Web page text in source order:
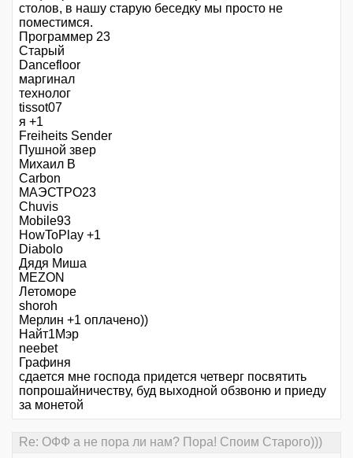
столов, в нашу старую беседку мы просто не
поместимся.
Программер 23
Старый
Dancefloor
маргинал
технолог
tissot07
я +1
Freiheits Sender
Пушной звер
Михаил В
Carbon
МАЭСТРО23
Chuvis
Mobile93
HowToPlay +1
Diabolo
Дядя Миша
MEZON
Летоморе
shoroh
Мерлин +1 оплачено))
Найт1Мэр
neebet
Графиня
сдается мне господа придется четверг посвятить
попрошайничеству, буд выходной обзвоню и приеду
за монетой
Re: ОФФ а не пора ли нам? Пора! Споим Старого)))